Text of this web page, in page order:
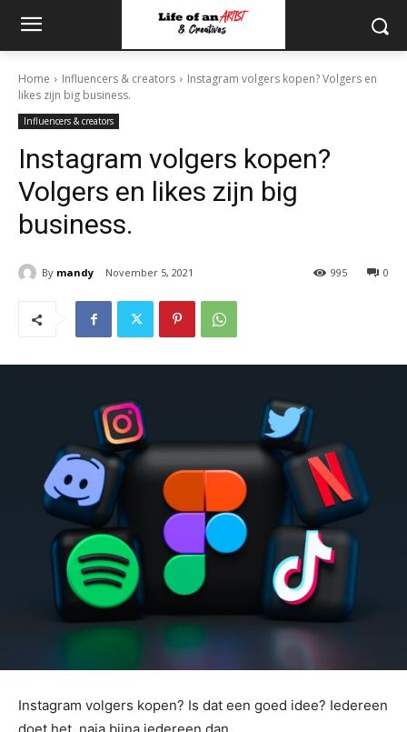
Home Influencers & creators
Instagram volgers kopen? Volgers en
likes zijn big business.
Influencers & creators
Instagram volgers kopen?
Volgers en likes zijn big
business.
By mandy November 5, 2021 0
995
Instagram volgers kopen? Is dat een goed idee? Iedereen